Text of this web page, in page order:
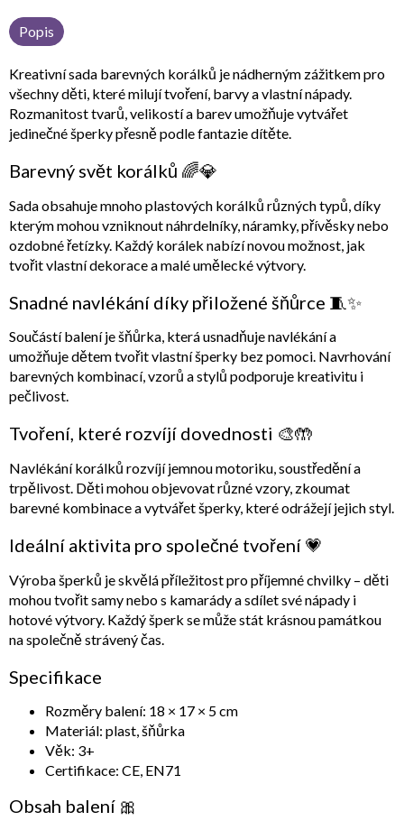
Popis
Kreativní sada barevných korálků je nádherným zážitkem pro
všechny děti, které milují tvoření, barvy a vlastní nápady.
Rozmanitost tvarů, velikostí a barev umožňuje vytvářet
jedinečné šperky přesně podle fantazie dítěte.
Barevný svět korálků 🌈💎
Sada obsahuje mnohoplastových korálků různých typů , díky
kterým mohou vzniknout náhrdelníky, náramky, přívěsky nebo
ozdobné řetízky. Každý korálek nabízí novou možnost, jak
tvořit vlastní dekorace a malé umělecké výtvory.
Snadné navlékání díky přiložené šňůrce 🧵✨
Součástí balení ješňůrka, která usnadňuje navlékání a
umožňuje dětem tvořit vlastní šperky bez pomoci. Navrhování
barevných kombinací, vzorů a stylů podporuje kreativitu i
pečlivost.
Tvoření, které rozvíjí dovednosti 🎨🤲
Navlékání korálků rozvíjí jemnou motoriku, soustředění a
trpělivost. Děti mohou objevovat různé vzory, zkoumat
barevné kombinace a vytvářet šperky, které odrážejí jejich styl.
Ideální aktivita pro společné tvoření 💗
Výroba šperků je skvělá příležitost pro příjemné chvilky – děti
mohou tvořit samy nebo s kamarády a sdílet své nápady i
hotové výtvory. Každý šperk se může stát krásnou památkou
na společně strávený čas.
Specifikace
Rozměry balení: 18 × 17 × 5 cm
Materiál: plast, šňůrka
Věk: 3+
Certifikace: CE, EN71
Obsah balení 🎀